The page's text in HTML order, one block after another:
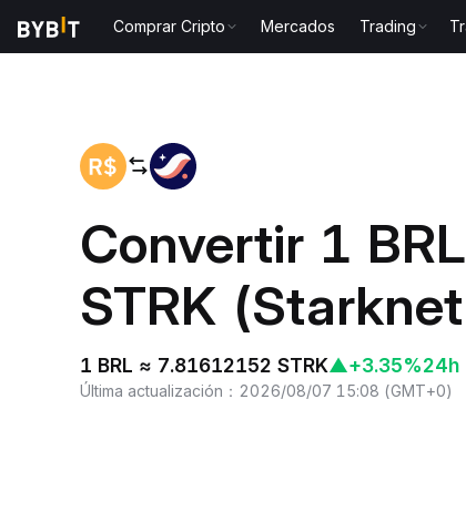
Comprar Cripto Mercados Trading
Convertir 1
STRK
1 BRL ≈ 7.81612152 STRK▲+3.35%24h
Última actualización ： 2026/08/07 15:08 (GMT+0)